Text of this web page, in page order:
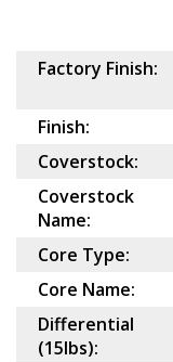
Factory Finish:
Finish:
Coverstock:
Coverstock
Name:
Core Type:
Core Name:
Differential
(15lbs):